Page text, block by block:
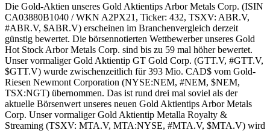
Die Gold-Aktien unseres Gold Aktientips Arbor Metals Corp. (ISIN
CA03880B1040 / WKN A2PX21, Ticker: 432, TSXV: ABR.V,
#ABR.V, $ABR.V) erscheinen im Branchenvergleich derzeit
günstig bewertet. Die börsennotierten Wettbewerber unseres Gold
Hot Stock Arbor Metals Corp. sind bis zu 59 mal höher bewertet.
Unser vormaliger Gold Aktientip GT Gold Corp. (GTT.V, #GTT.V,
$GTT.V) wurde zwischenzeitlich für 393 Mio. CAD$ vom Gold-
Riesen Newmont Corporation (NYSE:NEM, #NEM, $NEM,
TSX:NGT) übernommen. Das ist rund drei mal soviel als der
aktuelle Börsenwert unseres neuen Gold Aktientips Arbor Metals
Corp. Unser vormaliger Gold Aktientip Metalla Royalty &
Streaming (TSXV: MTA.V, MTA:NYSE, #MTA.V, $MTA.V) wird